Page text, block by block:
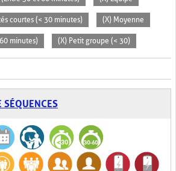
courtes (< 30 minutes) (X) Moyenne
minutes) (X) Petit groupe (< 30)
SÉQUENCES